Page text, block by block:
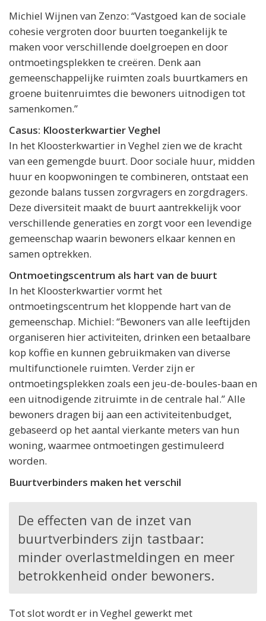
Michiel Wijnen van Zenzo: “Vastgoed kan de sociale
cohesie vergroten door buurten toegankelijk te
maken voor verschillende doelgroepen en door
ontmoetingsplekken te creëren. Denk aan
gemeenschappelijke ruimten zoals buurtkamers en
groene buitenruimtes die bewoners uitnodigen tot
samenkomen.”
Casus: Kloosterkwartier Veghel
In het Kloosterkwartier in Veghel zien we de kracht
van een gemengde buurt. Door sociale huur, midden
huur en koopwoningen te combineren, ontstaat een
gezonde balans tussen zorgvragers en zorgdragers.
Deze diversiteit maakt de buurt aantrekkelijk voor
verschillende generaties en zorgt voor een levendige
gemeenschap waarin bewoners elkaar kennen en
samen optrekken.
Ontmoetingscentrum als hart van de buurt
In het Kloosterkwartier vormt het
ontmoetingscentrum het kloppende hart van de
gemeenschap. Michiel: “Bewoners van alle leeftijden
organiseren hier activiteiten, drinken een betaalbare
kop koffie en kunnen gebruikmaken van diverse
multifunctionele ruimten. Verder zijn er
ontmoetingsplekken zoals een jeu-de-boules-baan en
een uitnodigende zitruimte in de centrale hal.” Alle
bewoners dragen bij aan een activiteitenbudget,
gebaseerd op het aantal vierkante meters van hun
woning, waarmee ontmoetingen gestimuleerd
worden.
Buurtverbinders maken het verschil
De effecten van de inzet van
buurtverbinders zijn tastbaar:
minder overlastmeldingen en meer
betrokkenheid onder bewoners.
Tot slot wordt er in Veghel gewerkt met